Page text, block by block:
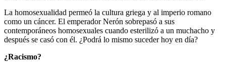
La homosexualidad permeó la cultura griega y al imperio romano
como un cáncer. El emperador Nerón sobrepasó a sus
contemporáneos homosexuales cuando esterilizó a un muchacho y
después se casó con él. ¿Podrá lo mismo suceder hoy en día?
¿Racismo?